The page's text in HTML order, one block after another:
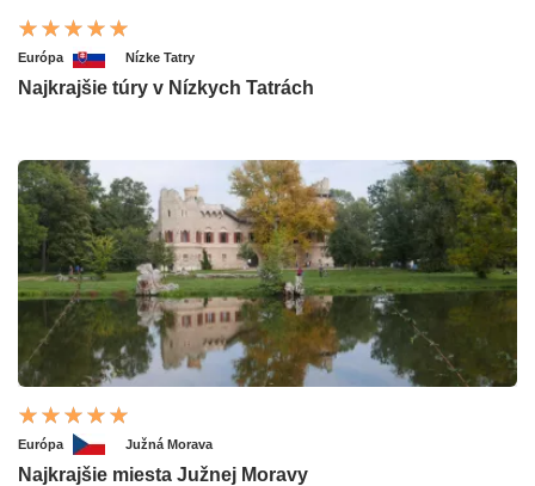
Európa Nízke Tatry
Najkrajšie túry v Nízkych Tatrách
Európa Južná Morava
Najkrajšie miesta Južnej Moravy